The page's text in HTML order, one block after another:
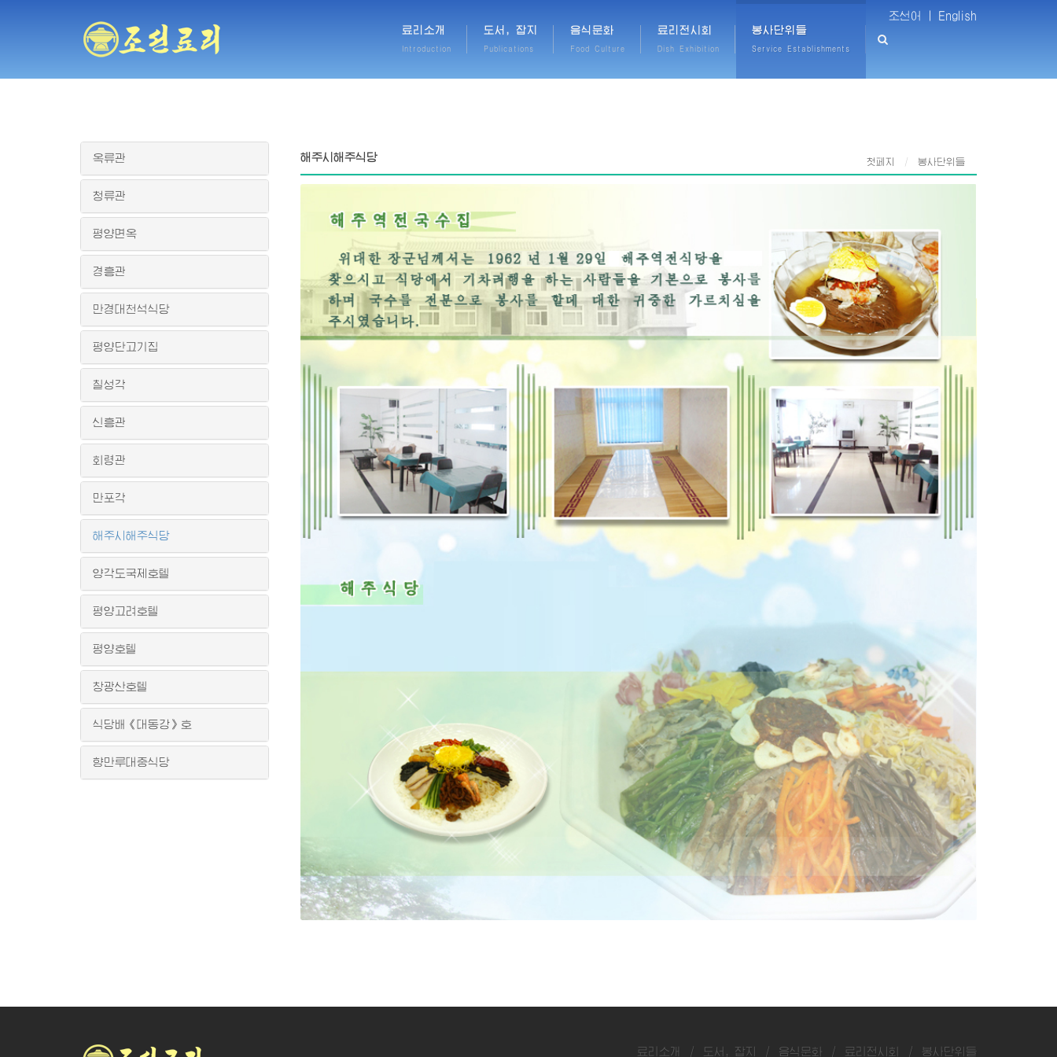
조선어 | English
료리소개
Introduction
도서, 잡지
Publications
음식문화
Food Culture
료리전시회
Dish Exhibition
봉사단위들
Service Establishments
해주시해주식당 첫페지 봉사단위들
옥류관
청류관
평양면옥
경흥관
만경대천석식당
평양단고기집
칠성각
신흥관
회령관
만포각
해주시해주식당
양각도국제호텔
평양고려호텔
평양호텔
창광산호텔
식당배《대동강》호
향만루대중식당
료리소개 / 도서, 잡지 / 음식문화 / 료리전시회 / 봉사단위들